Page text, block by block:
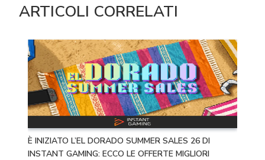
ARTICOLI CORRELATI
È INIZIATO L’EL DORADO SUMMER SALES 26 DI
INSTANT GAMING: ECCO LE OFFERTE MIGLIORI